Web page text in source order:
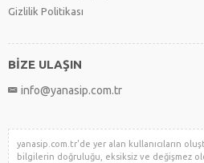
Gizlilik Politikası
BİZE ULAŞIN
info@yanasip.com.tr
yanasip.com.tr'de yer alan kullanıcıların
bilgilerin doğruluğu, eksiksiz ve değişmez